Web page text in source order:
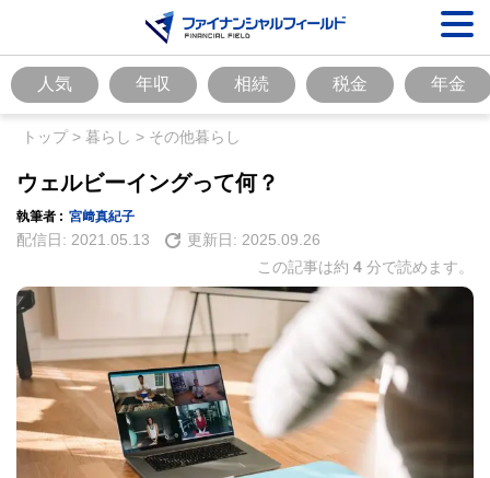
人気 年収 相続 税金 年金
トップ> 暮らし > その他暮らし
ウェルビーイングって何？
執筆者 : 宮﨑真紀子
配信日: 2021.05.13 更新日: 2025.09.26
この記事は約 4 分で読めます。